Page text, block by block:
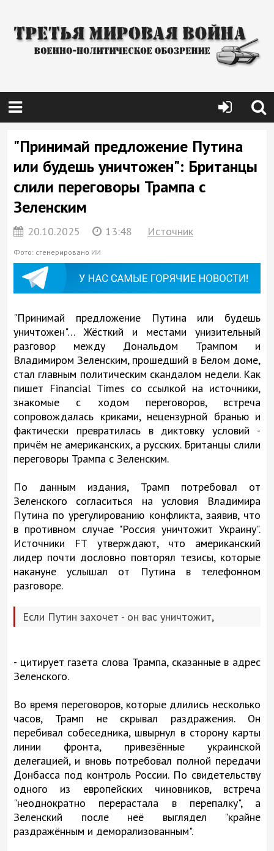
"Принимай предложение Путина
или будешь уничтожен": Британцы
слили переговоры Трампа с
Зеленским
20.10.2025 13:48 Источник
Фото: сгенерировано ИИ
"Принимай предложение Путина или будешь
уничтожен"… Жёсткий и местами унизительный
разговор между Дональдом Трампом и
Владимиром Зеленским, прошедший в Белом доме,
стал главным политическим скандалом недели. Как
пишет Financial Times со ссылкой на источники,
знакомые с ходом переговоров, встреча
сопровождалась криками, нецензурной бранью и
фактически превратилась в диктовку условий -
причём не американских, а русских. Британцы слили
переговоры Трампа с Зеленским.
По данным издания, Трамп потребовал от
Зеленского согласиться на условия Владимира
Путина по урегулированию конфликта, заявив, что
в противном случае "Россия уничтожит Украину".
Источники FT утверждают, что американский
лидер почти дословно повторял тезисы, которые
накануне услышал от Путина в телефонном
разговоре.
Если Путин захочет - он вас уничтожит,
- цитирует газета слова Трампа, сказанные в адрес
Зеленского.
Во время переговоров, которые длились несколько
часов, Трамп не скрывал раздражения. Он
перебивал собеседника, швырнул в сторону карты
линии фронта, привезённые украинской
делегацией, и вновь потребовал полной передачи
Донбасса под контроль России. По свидетельству
одного из европейских чиновников, встреча
"неоднократно перерастала в перепалку", а
Зеленский после неё выглядел "крайне
раздражённым и деморализованным".